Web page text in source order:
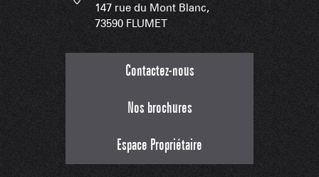
147 rue du Mont Blanc,
73590 FLUMET
Contactez-nous
Nos brochures
Espace Propriétaire